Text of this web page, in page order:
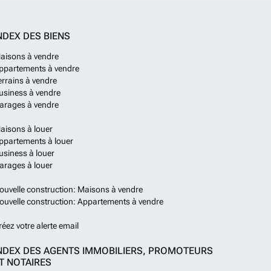
DES BIENS
à vendre
à vendre
à vendre
à vendre
à vendre
à louer
à louer
à louer
à louer
construction: Maisons à vendre
construction: Appartements à vendre
votre alerte email
DES AGENTS IMMOBILIERS, PROMOTEURS
NOTAIRES